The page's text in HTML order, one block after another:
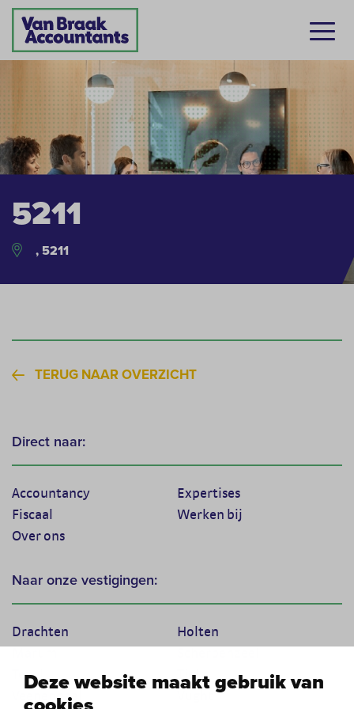
Deze website maakt gebruik van
5211
, 5211
TERUG NAAR OVERZICHT
Direct naar:
Accountancy
Expertises
Fiscaal
Werken bij
Over ons
Naar onze vestigingen:
Drachten
Holten
Texel
Tiel
Veenendaal